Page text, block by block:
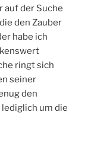
auf der Suche
den Zauber
habe ich
ringt sich
seiner
den
um die